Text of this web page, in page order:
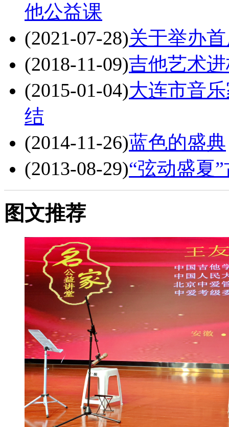
他公益课
(2021-07-28)关于举办
(2018-11-09)吉他艺术
(2015-01-04)大连市音
结
(2014-11-26)蓝色的盛典
(2013-08-29)“弦动盛夏
图文推荐